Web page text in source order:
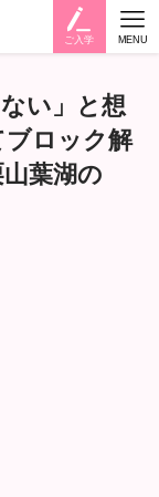
ご入学 MENU
い」と想
ロック解
葉湖の